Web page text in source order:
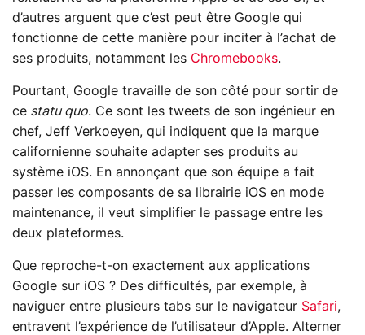
d’autres arguent que c’est peut être Google qui
fonctionne de cette manière pour inciter à l’achat de
ses produits, notamment les Chromebooks.
Pourtant, Google travaille de son côté pour sortir de
ce statu quo. Ce sont les tweets de son ingénieur en
chef, Jeff Verkoeyen, qui indiquent que la marque
californienne souhaite adapter ses produits au
système iOS. En annonçant que son équipe a fait
passer les composants de sa librairie iOS en mode
maintenance, il veut simplifier le passage entre les
deux plateformes.
Que reproche-t-on exactement aux applications
Google sur iOS ? Des difficultés, par exemple, à
naviguer entre plusieurs tabs sur le navigateur Safari,
entravent l’expérience de l’utilisateur d’Apple. Alterner